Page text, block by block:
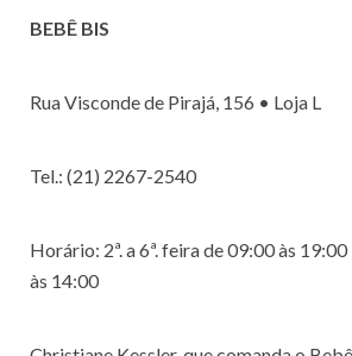
BEBÊ BIS
Rua Visconde de Pirajá, 156 • Loja L
Tel.: (21) 2267-2540
Horário: 2ª. a 6ª. feira de 09:00 às
às 14:00